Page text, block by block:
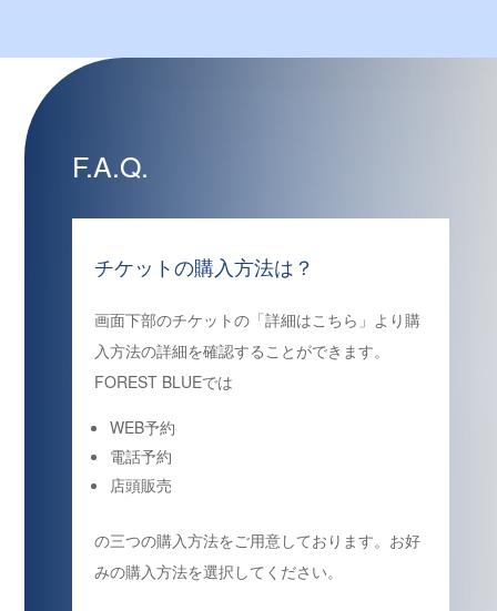
F.A.Q.
チケットの購入方法は？
画面下部のチケットの「詳細はこちら」より購
入方法の詳細を確認することができます。
FOREST BLUEでは
WEB予約
電話予約
店頭販売
の三つの購入方法をご用意しております。お好
みの購入方法を選択してください。